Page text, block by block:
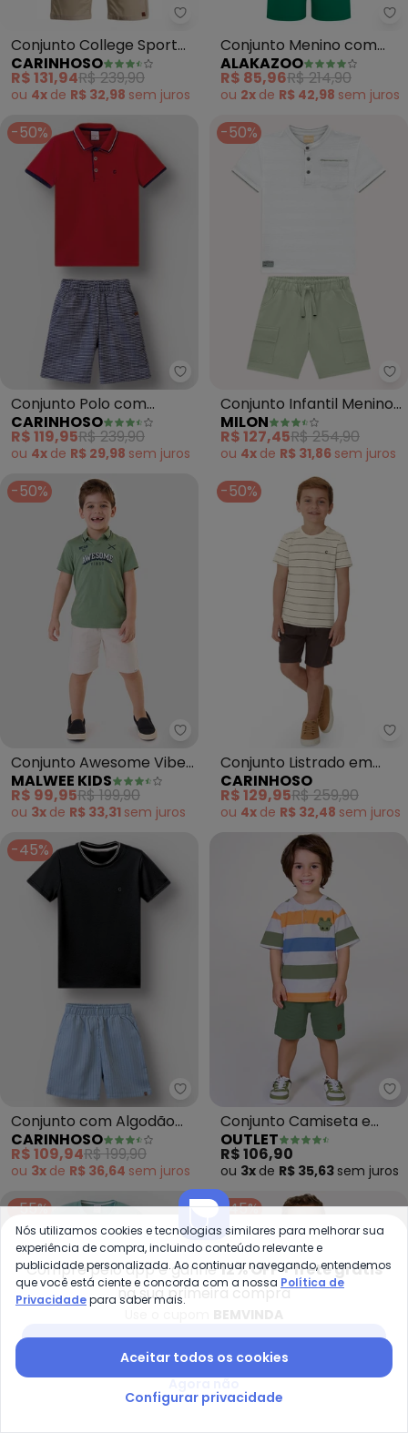
Carinhoso - Conjunto College
Conjunto College Sport
Club Texturizado (Verde)
CARINHOSO
R$ 131,94R$ 239,90
ou 4x de R$ 32,98 sem juros
Conjunto Menino com
Camisa Polo e Bermuda
(Cinza)
ALAKAZOO
R$ 85,96R$ 214,90
ou 2x de R$ 42,98 sem juros
-50%
Carinhoso - Conjunto Polo
Conjunto Polo com
(Vermelho)
CARINHOSO
R$ 119,95R$ 239,90
ou 4x de R$ 29,98 sem juros
-50%
Conjunto Infantil Menino
com Bolso (Branco)
MILON
R$ 127,45R$ 254,90
ou 4x de R$ 31,86 sem juros
-50%
Malwee Kids - Conjunto
Conjunto Awesome Vibes
(Verde Menta)
MALWEE KIDS
R$ 99,95R$ 199,90
ou 3x de R$ 33,31 sem juros
-50%
Conjunto Listrado em
Piquet Linho (Branco)
CARINHOSO
R$ 129,95R$ 259,90
ou 4x de R$ 32,48 sem juros
-45%
Carinhoso - Conjunto com
Conjunto com Algodão
Pima (Preto)
CARINHOSO
R$ 109,94R$ 199,90
ou 3x de R$ 36,64 sem juros
Conjunto Camiseta e
Bermuda (Verde)
OUTLET
R$ 106,90
ou 3x de R$ 35,63 sem juros
-55% -45%
Compre pelo app e ganhe12% OFF + frete grátis
na sua primeira compra
Nós utilizamos cookies e tecnologias similares para melhorar sua
experiência de compra, incluindo conteúdo relevante e
publicidade personalizada. Ao continuar navegando, entendemos
que você está ciente e concorda com a nossa Política de
Privacidadepara saber mais.
Aceitar todos os cookies
Configurar privacidade